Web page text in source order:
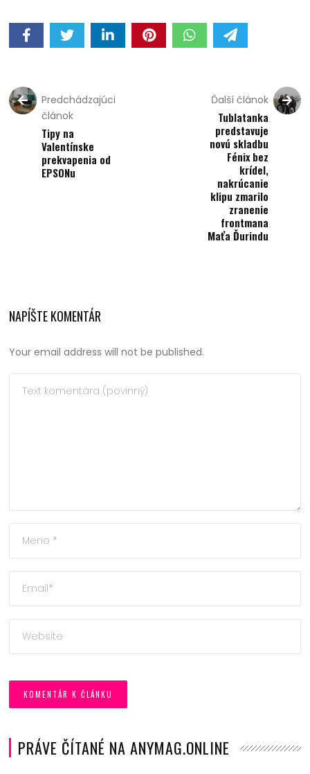
Predchádzajúci
článok
Tipy na
Valentínske
prekvapenia od
EPSONu
Ďalší článok
Tublatanka
predstavuje
novú skladbu
Fénix bez
krídel,
nakrúcanie
klipu zmarilo
zranenie
frontmana
Maťa Ďurindu
NAPÍŠTE KOMENTÁR
Your email address will not be published.
PRÁVE ČÍTANÉ NA ANYMAG.ONLINE